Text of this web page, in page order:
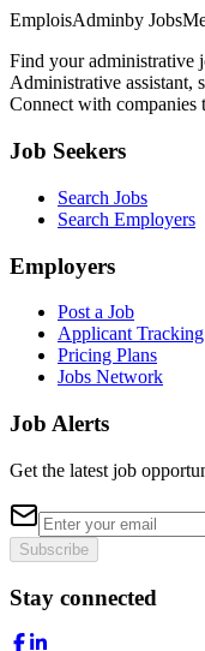
EmploisAdminby
Find your administrative
Administrative assistant,
Connect with companies
Job Seekers
Search Jobs
Search Employers
Employers
Post a Job
Applicant
Pricing Plans
Jobs Network
Job Alerts
Get the latest job
Subscribe
Stay connected